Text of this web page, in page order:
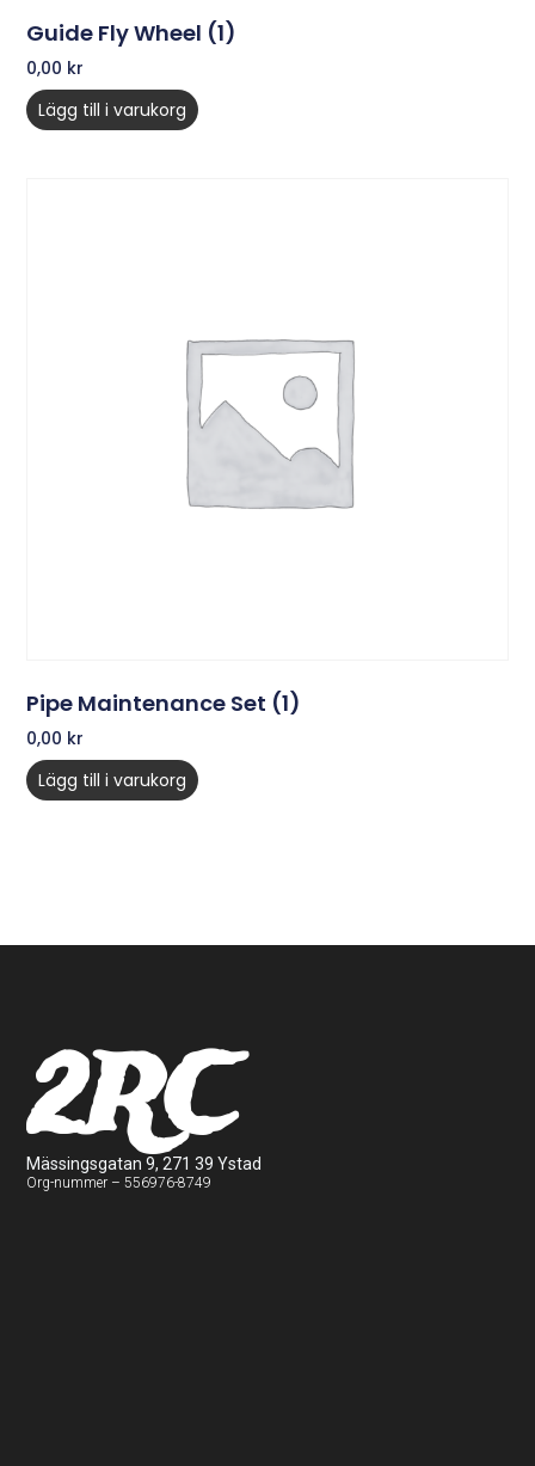
Guide Fly Wheel (1)
0,00 kr
Lägg till i varukorg
Pipe Maintenance Set (1)
0,00 kr
Lägg till i varukorg
2RC
Mässingsgatan 9, 271 39 Ystad
Org-nummer – 556976-8749